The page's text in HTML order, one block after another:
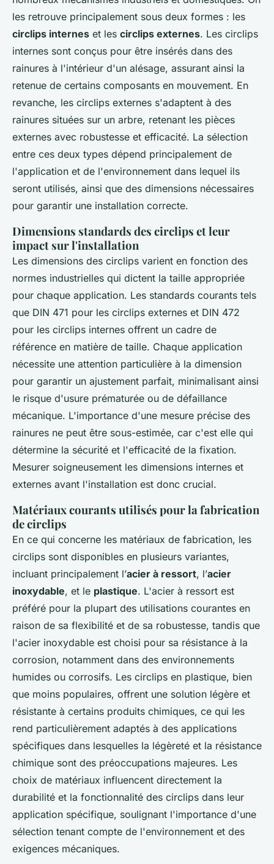
les retrouve principalement sous deux formes : les
circlips internes et les circlips externes. Les circlips
internes sont conçus pour être insérés dans des
rainures à l'intérieur d'un alésage, assurant ainsi la
retenue de certains composants en mouvement. En
revanche, les circlips externes s'adaptent à des
rainures situées sur un arbre, retenant les pièces
externes avec robustesse et efficacité. La sélection
entre ces deux types dépend principalement de
l'application et de l'environnement dans lequel ils
seront utilisés, ainsi que des dimensions nécessaires
pour garantir une installation correcte.
Dimensions standards des circlips et leur
impact sur l'installation
Les dimensions des circlips varient en fonction des
normes industrielles qui dictent la taille appropriée
pour chaque application. Les standards courants tels
que DIN 471 pour les circlips externes et DIN 472
pour les circlips internes offrent un cadre de
référence en matière de taille. Chaque application
nécessite une attention particulière à la dimension
pour garantir un ajustement parfait, minimalisant ainsi
le risque d'usure prématurée ou de défaillance
mécanique. L'importance d'une mesure précise des
rainures ne peut être sous-estimée, car c'est elle qui
détermine la sécurité et l'efficacité de la fixation.
Mesurer soigneusement les dimensions internes et
externes avant l'installation est donc crucial.
Matériaux courants utilisés pour la fabrication
de circlips
En ce qui concerne les matériaux de fabrication, les
circlips sont disponibles en plusieurs variantes,
incluant principalement l’acier à ressort, l’acier
inoxydable, et le plastique. L'acier à ressort est
préféré pour la plupart des utilisations courantes en
raison de sa flexibilité et de sa robustesse, tandis que
l'acier inoxydable est choisi pour sa résistance à la
corrosion, notamment dans des environnements
humides ou corrosifs. Les circlips en plastique, bien
que moins populaires, offrent une solution légère et
résistante à certains produits chimiques, ce qui les
rend particulièrement adaptés à des applications
spécifiques dans lesquelles la légèreté et la résistance
chimique sont des préoccupations majeures. Les
choix de matériaux influencent directement la
durabilité et la fonctionnalité des circlips dans leur
application spécifique, soulignant l'importance d'une
sélection tenant compte de l'environnement et des
exigences mécaniques.